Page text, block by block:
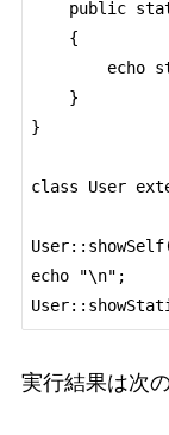
}
class User
echo "\n";
実行結果は次